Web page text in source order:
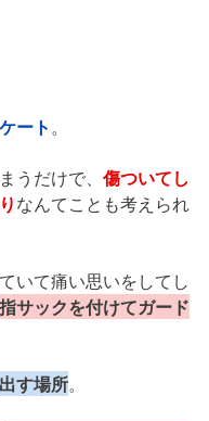
ート。
うだけで、 傷ついてし
なんてことも考えられ
いて痛い思いをしてし
指サックを付けてガード
す場所。